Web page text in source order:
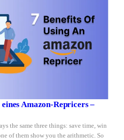
Amazon-Repricers –
the same three things: save time, win
of them show you the arithmetic. So